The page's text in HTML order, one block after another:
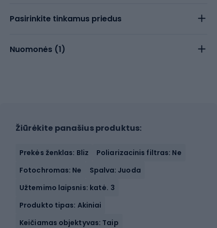
Pasirinkite tinkamus priedus
Nuomonės (1)
Žiūrėkite panašius produktus:
Prekės ženklas: Bliz
Poliarizacinis filtras: Ne
Fotochromas: Ne
Spalva: Juoda
Užtemimo laipsnis: katė. 3
Produkto tipas: Akiniai
Keičiamas objektyvas: Taip